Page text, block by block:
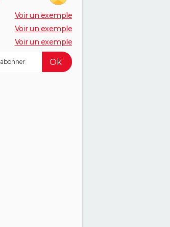
Voir un exemple
Voir un exemple
Voir un exemple